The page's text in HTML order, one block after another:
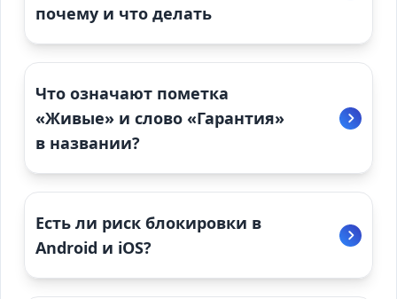
почему и что делать
Что означают пометка
«Живые» и слово «Гарантия»
в названии?
Есть ли риск блокировки в
Android и iOS?